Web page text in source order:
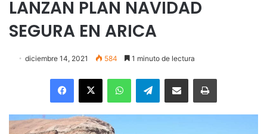
LANZAN PLAN NAVIDAD
SEGURA EN ARICA
diciembre 14, 2021 584 1 minuto de lectura
Facebook
X WhatsAppTelegramEnviar vía email Imprimir